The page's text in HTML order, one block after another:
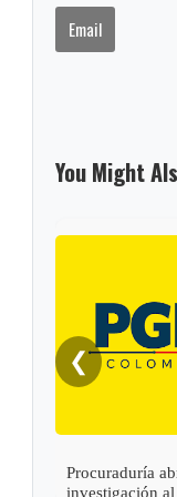
Email
You Might
❮
Procuraduría
investigación al